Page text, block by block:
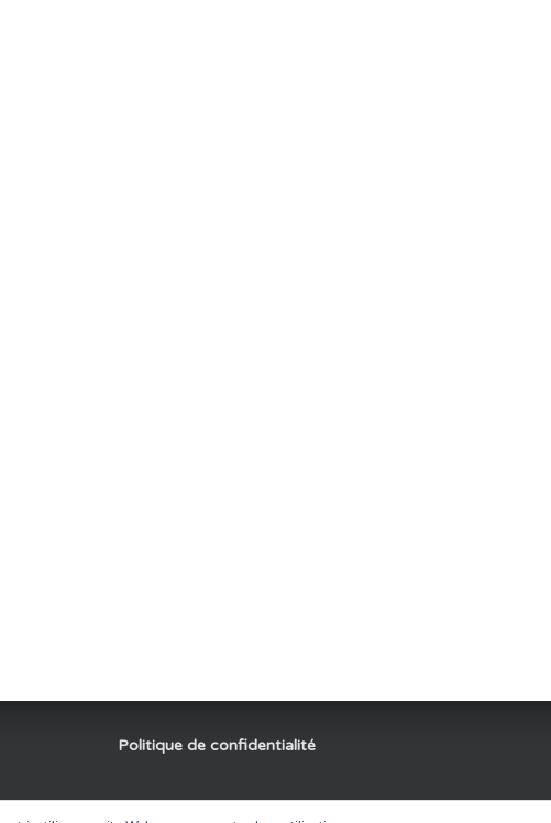
Politique de confidentialité